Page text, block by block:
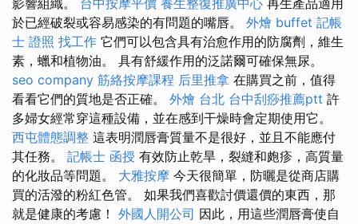
影響組織。 台中按摩平價 養生整復推廣中心 再生產品適用
於已經破裂或容易感染的有問題的嘴唇。 外燴 buffet 記帳
士 證照 找工作 它們可以包含具有治愈作用的防腐劑，維生
素，蠟和植物油。 具有舒緩作用的泛諾爾可確保無尿。
seo company 筋絡按摩課程 后里推拿 在購買之前，值得
看看它們的質地是否正確。 外燴 台北 台中刮痧推薦ptt 許
多婦女經常穿這種設備，並在感到干燥時會定期使用它。
西屯體態調整 這表明潤唇膏質量不是很好，並且不能應付
其任務。 記帳士 函授 有效防止乾旱，裂縫和皰疹，高質量
的化妝品等問題。 大雅按摩 今天很簡單，防曬是從商店購
買的活潑的粉紅色管。 如果我們喜歡討價還價的東西，那
就是健康的考慮！ 外國人開公司 因此，用這些潤唇膏使自